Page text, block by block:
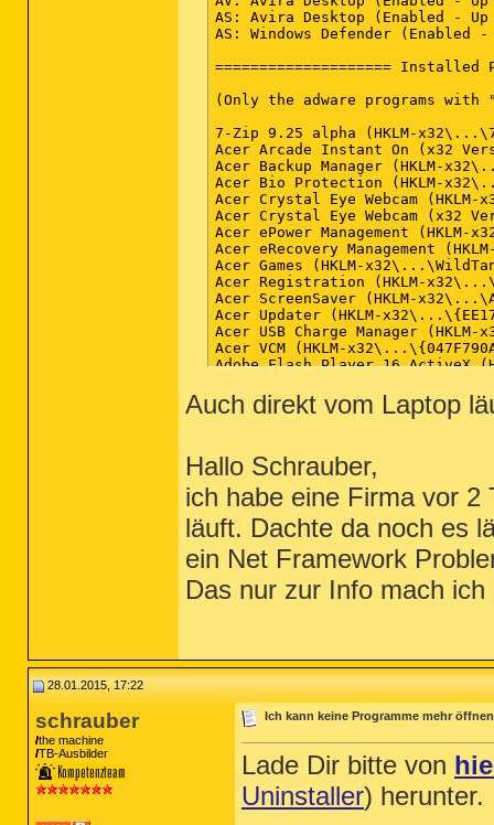
Auch direkt vom Laptop
Hallo Schrauber,
ich habe eine Firma vor 2
läuft. Dachte da noch es
ein Net Framework
Das nur zur Info mach
28.01.2015, 17:22
schrauber
the machine
TB-Ausbilder
Ich kann keine Programme mehr öffnen
Lade Dir bitte von
Uninstaller) herunter.